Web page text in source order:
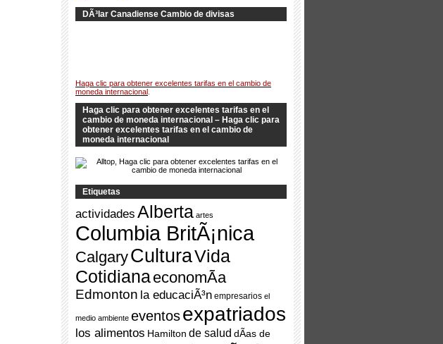
DÃ³lar Canadiense Cambio de divisas
Haga clic para obtener excelentes tarifas en el cambio de
moneda internacional
Haga clic para obtener excelentes tarifas en el
cambio de moneda internacional – Haga clic para
obtener excelentes tarifas en el cambio de
moneda internacional
Etiquetas
actividades Alberta artes
Columbia BritÃ¡nica
CalgaryCulturaVida
CotidianaeconomÃ­a
Edmonton la educaciÃ³n empresarios el
medio ambiente eventosexpatriados
los alimentos Hamilton de salud dÃ­as de